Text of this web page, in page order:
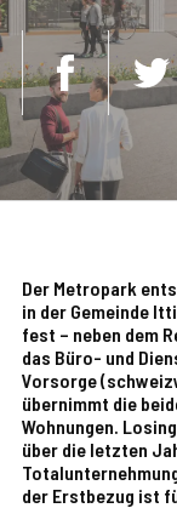
Der Metropark
in der Gemeinde
fest – neben dem
das Büro- und
Vorsorge
übernimmt die
Wohnungen.
über die letzten
der Erstbezug ist